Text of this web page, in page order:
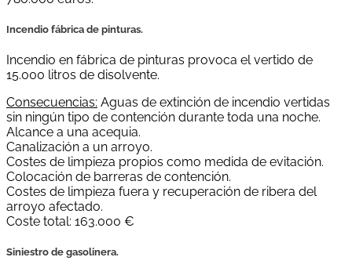
Incendio fábrica de pinturas.
Incendio en fábrica de pinturas provoca el vertido de
15.000 litros de disolvente.
Consecuencias: Aguas de extinción de incendio vertidas
sin ningún tipo de contención durante toda una noche.
Alcance a una acequia.
Canalización a un arroyo.
Costes de limpieza propios como medida de evitación.
Colocación de barreras de contención.
Costes de limpieza fuera y recuperación de ribera del
arroyo afectado.
Coste total: 163.000 €
Siniestro de gasolinera.